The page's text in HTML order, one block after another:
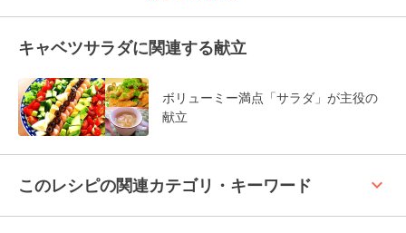
キャベツサラダに関連する献立
ボリューミー満点「サラダ」が主役の
献立
このレシピの関連カテゴリ・キーワード keyboard_arrow_up